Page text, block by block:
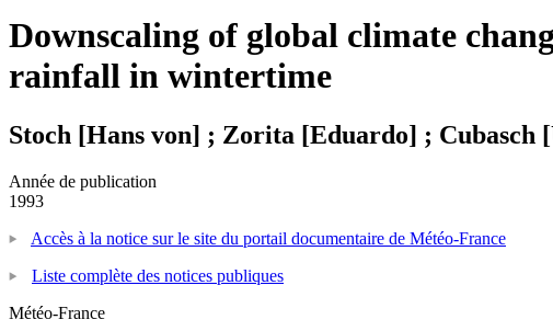
Downscaling of global climate
rainfall in wintertime
Stoch [Hans von] ; Zorita [Eduardo] ; Cubasch
Année de publication
1993
Accès à la notice sur le site du portail documentaire de Météo-France
Liste complète des notices publiques
Météo-France